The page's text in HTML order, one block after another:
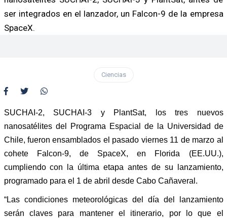
ser integrados en el lanzador, un Falcon-9 de la empresa
SpaceX.
Ciencias
SUCHAI-2, SUCHAI-3 y PlantSat, los tres nuevos
nanosatélites del Programa Espacial de la Universidad de
Chile, fueron ensamblados el pasado viernes 11 de marzo al
cohete Falcon-9, de SpaceX, en Florida (EE.UU.),
cumpliendo con la última etapa antes de su lanzamiento,
programado para el 1 de abril desde Cabo Cañaveral.
“Las condiciones meteorológicas del día del lanzamiento
serán claves para mantener el itinerario, por lo que el